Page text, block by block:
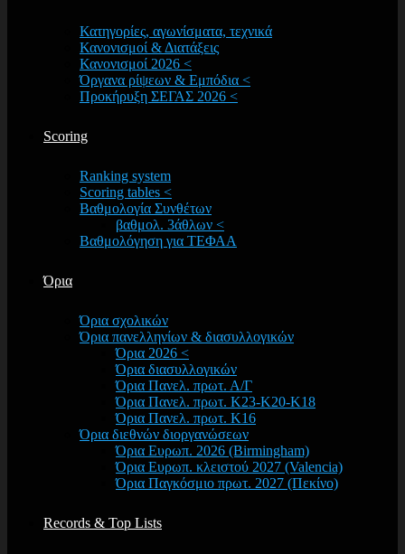
Κατηγορίες, αγωνίσματα, τεχνικά
Κανονισμοί & Διατάξεις
Κανονισμοί 2026 <
Όργανα ρίψεων & Εμπόδια <
Προκήρυξη ΣΕΓΑΣ 2026 <
Scoring
Ranking system
Scoring tables <
Βαθμολογία Συνθέτων
βαθμολ. 3άθλων <
Βαθμολόγηση για ΤΕΦΑΑ
Όρια
Όρια σχολικών
Όρια πανελληνίων & διασυλλογικών
Όρια 2026 <
Όρια διασυλλογικών
Όρια Πανελ. πρωτ. Α/Γ
Όρια Πανελ. πρωτ. Κ23-Κ20-Κ18
Όρια Πανελ. πρωτ. Κ16
Όρια διεθνών διοργανώσεων
Όρια Ευρωπ. 2026 (Birmingham)
Όρια Ευρωπ. κλειστού 2027 (Valencia)
Όρια Παγκόσμιο πρωτ. 2027 (Πεκίνο)
Records & Top Lists